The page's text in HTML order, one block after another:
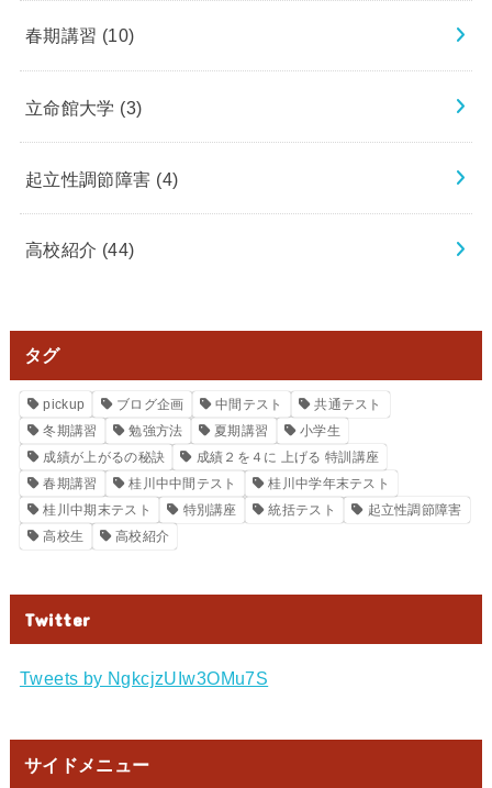
春期講習 (10)
立命館大学 (3)
起立性調節障害 (4)
高校紹介 (44)
タグ
pickup ブログ企画 中間テスト
共通テスト
冬期講習
勉強方法 夏期講習
小学生
成績が上がるの秘訣
成績２を４に 上げる 特訓講座
春期講習
桂川中中間テスト
桂川中学年末テスト
桂川中期末テスト
特別講座 統括テスト
起立性調節障害
高校生
高校紹介
Twitter
Tweets by NgkcjzUIw3OMu7S
サイドメニュー